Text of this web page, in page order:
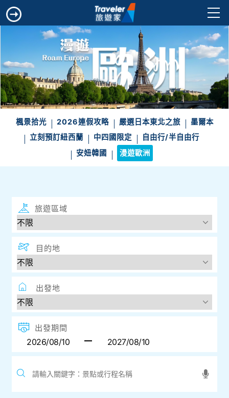
楓景拾光 2026連假攻略 嚴選日本東北之旅
墨爾本
立刻預訂紐西蘭
中四國限定
自由行/半自由行
安妞韓國
漫遊歐洲
旅遊區域
目的地
出發地
出發期間